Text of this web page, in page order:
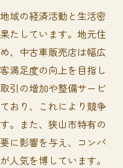
く車を選ぶためのポ
車市場：今後の動向
域の経済活動と生活密
たしています。地元住
、中古車販売店は幅広
満足度の向上を目指し
引の増加や整備サービ
おり、これにより競争
。また、狭山市特有の
に影響を与え、コンパ
人気を博しています。